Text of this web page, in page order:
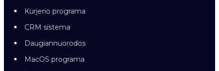
Kurjerio programa
CRM sistema
Daugiannuorodos
MacOS programa